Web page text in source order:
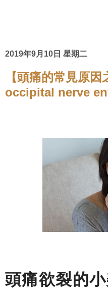
2019年9月10日 星期二
【頭痛的常見原
occipital nerve
頭痛欲裂的